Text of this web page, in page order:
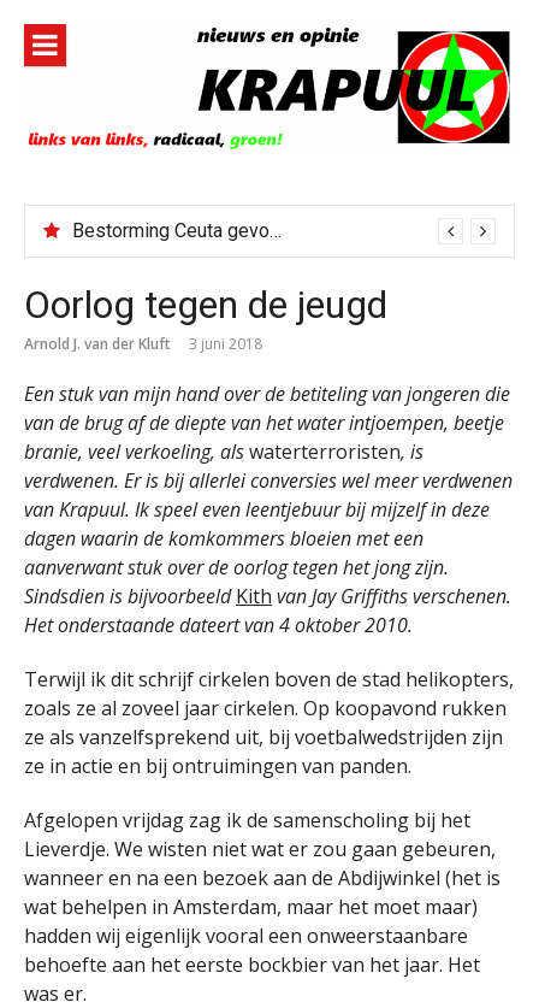
inhoud
Bestorming Ceuta gevolg van op sociale media verspreide hoax?
Oorlog tegen de jeugd
Arnold J. van der Kluft 3 juni 2018
Een stuk van mijn hand over de betiteling van jongeren die
van de brug af de diepte van het water intjoempen, beetje
branie, veel verkoeling, alswaterterroristen, is
verdwenen. Er is bij allerlei conversies wel meer verdwenen
van Krapuul. Ik speel even leentjebuur bij mijzelf in deze
dagen waarin de komkommers bloeien met een
aanverwant stuk over de oorlog tegen het jong zijn.
Sindsdien is bijvoorbeeldKith van Jay Griffiths verschenen.
Het onderstaande dateert van 4 oktober 2010.
Terwijl ik dit schrijf cirkelen boven de stad helikopters,
zoals ze al zoveel jaar cirkelen. Op koopavond rukken
ze als vanzelfsprekend uit, bij voetbalwedstrijden zijn
ze in actie en bij ontruimingen van panden.
Afgelopen vrijdag zag ik de samenscholing bij het
Lieverdje. We wisten niet wat er zou gaan gebeuren,
wanneer en na een bezoek aan de Abdijwinkel (het is
wat behelpen in Amsterdam, maar het moet maar)
hadden wij eigenlijk vooral een onweerstaanbare
behoefte aan het eerste bockbier van het jaar. Het
was er.